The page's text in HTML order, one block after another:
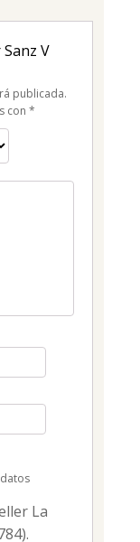
V
publicada.
con *
La